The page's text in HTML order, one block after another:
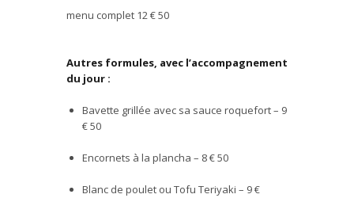
menu complet 12€50
Autres formules, avec l’accompagnement
du jour :
Bavette grillée avec sa sauce roquefort – 9
€50
Encornets à la plancha – 8€ 50
Blanc de poulet ou Tofu Teriyaki – 9€